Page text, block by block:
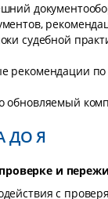
судебной
рекомендации
обновляемый
ДО Я
и
с